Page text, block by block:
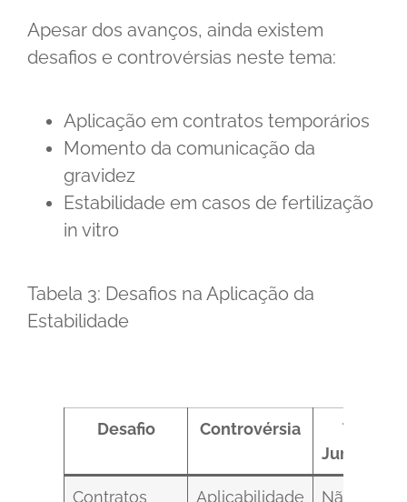
Apesar dos avanços, ainda existem
desafios e controvérsias neste tema:
Aplicação em contratos temporários
Momento da comunicação da
gravidez
Estabilidade em casos de fertilização
in vitro
Tabela 3: Desafios na Aplicação da
Estabilidade
Desafio Controvérsia
Contratos
Aplicabilidade
Não